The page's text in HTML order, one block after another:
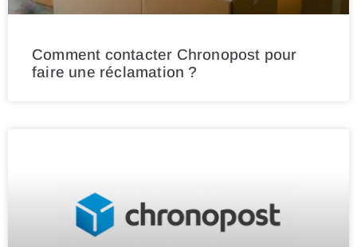
Comment contacter Chronopost pour
faire une réclamation ?